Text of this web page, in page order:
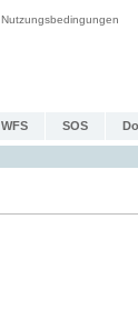
Nutzungsbedingungen
WFS SOS